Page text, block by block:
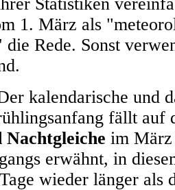
1. März als
Rede. Sonst
kalendarische und
fällt auf
Nachtgleiche im März
erwähnt, in
wieder länger als